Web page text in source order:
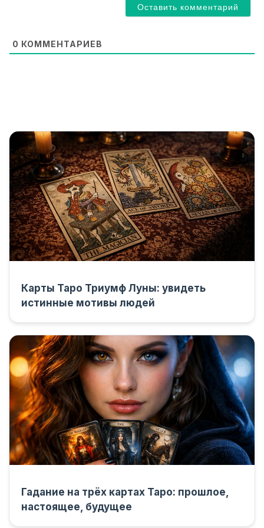
0 КОММЕНТАРИЕВ
Карты Таро Триумф Луны: увидеть
истинные мотивы людей
Гадание на трёх картах Таро: прошлое,
настоящее, будущее